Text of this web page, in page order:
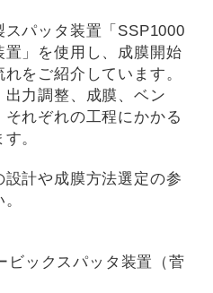
パッタ装置「SSP1000
」を使用し、成膜開始
をご紹介しています。
力調整、成膜、ベン
それぞれの工程にかかる
。
計や成膜方法選定の参
ビックスパッタ装置（菅